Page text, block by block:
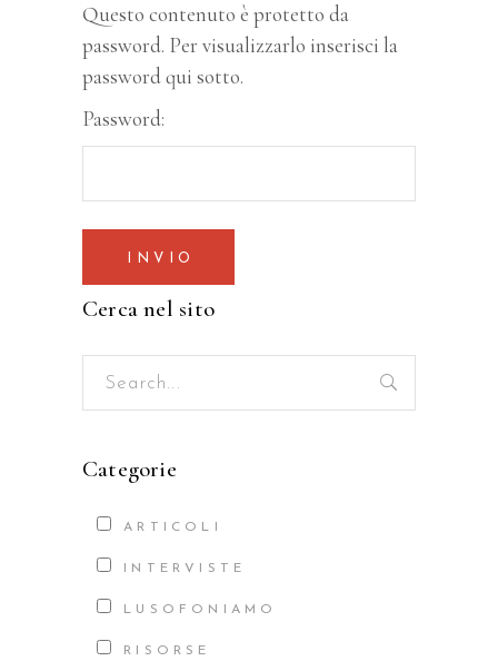
Questo contenuto è protetto da
password. Per visualizzarlo inserisci la
password qui sotto.
Password:
Cerca nel sito
Search
Categorie
ARTICOLI
INTERVISTE
LUSOFONIAMO
RISORSE